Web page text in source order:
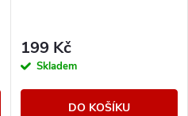
199 Kč
Skladem
DO KOŠÍKU